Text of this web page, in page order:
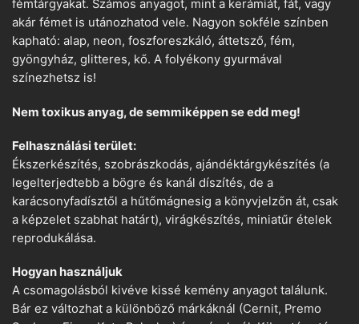
fémtárgyakat. Számos anyagot, mint a kerámiát, fát, vagy
akár fémet is utánozhatod vele. Nagyon sokféle színben
kapható: alap, neon, foszforeszkáló, áttetsző, fém,
gyöngyház, glitteres, kő. A folyékony gyurmával
színezhetsz is!
Nem toxikus anyag, de semmiképpen se edd meg!
Felhasználási terület:
Ékszerkészítés, szobrászkodás, ajándéktárgykészítés (a
legelterjedtebb a bögre és kanál díszítés, de a
karácsonyfadísztől a hűtőmágnesig a könyvjelzőn át, csak
a képzelet szabhat határt), virágkészítés, miniatűr ételek
reprodukálása.
Hogyan használjuk
A csomagolásból kivéve kissé kemény anyagot találunk.
Bár ez változhat a különböző márkáknál (Cernit, Premo